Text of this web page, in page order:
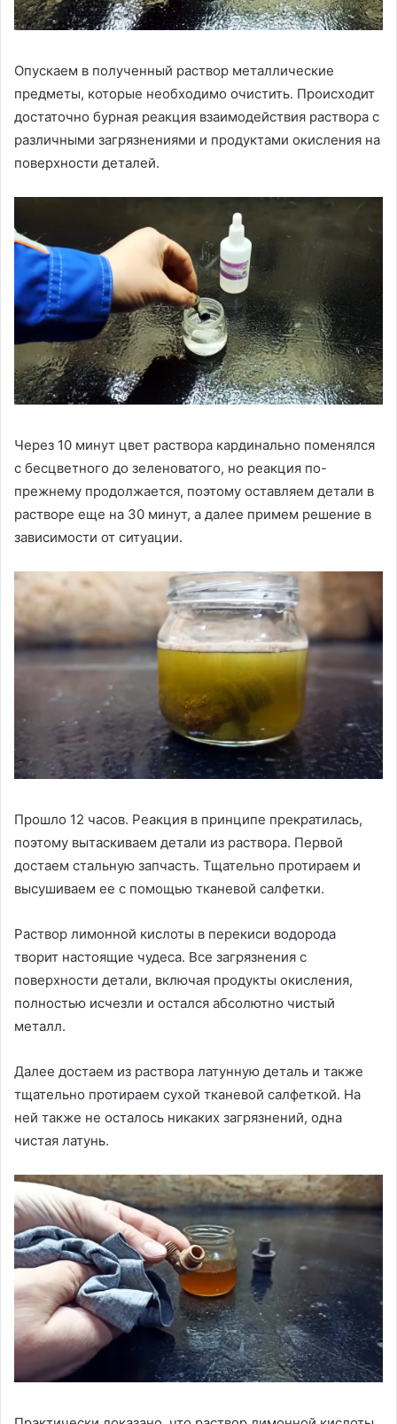
Опускаем в полученный раствор металлические
предметы, которые необходимо очистить. Происходит
достаточно бурная реакция взаимодействия раствора с
различными загрязнениями и продуктами окисления на
поверхности деталей.
Через 10 минут цвет раствора кардинально поменялся
с бесцветного до зеленоватого, но реакция по-
прежнему продолжается, поэтому оставляем детали в
растворе еще на 30 минут, а далее примем решение в
зависимости от ситуации.
Прошло 12 часов. Реакция в принципе прекратилась,
поэтому вытаскиваем детали из раствора. Первой
достаем стальную запчасть. Тщательно протираем и
высушиваем ее с помощью тканевой салфетки.
Раствор лимонной кислоты в перекиси водорода
творит настоящие чудеса. Все загрязнения с
поверхности детали, включая продукты окисления,
полностью исчезли и остался абсолютно чистый
металл.
Далее достаем из раствора латунную деталь и также
тщательно протираем сухой тканевой салфеткой. На
ней также не осталось никаких загрязнений, одна
чистая латунь.